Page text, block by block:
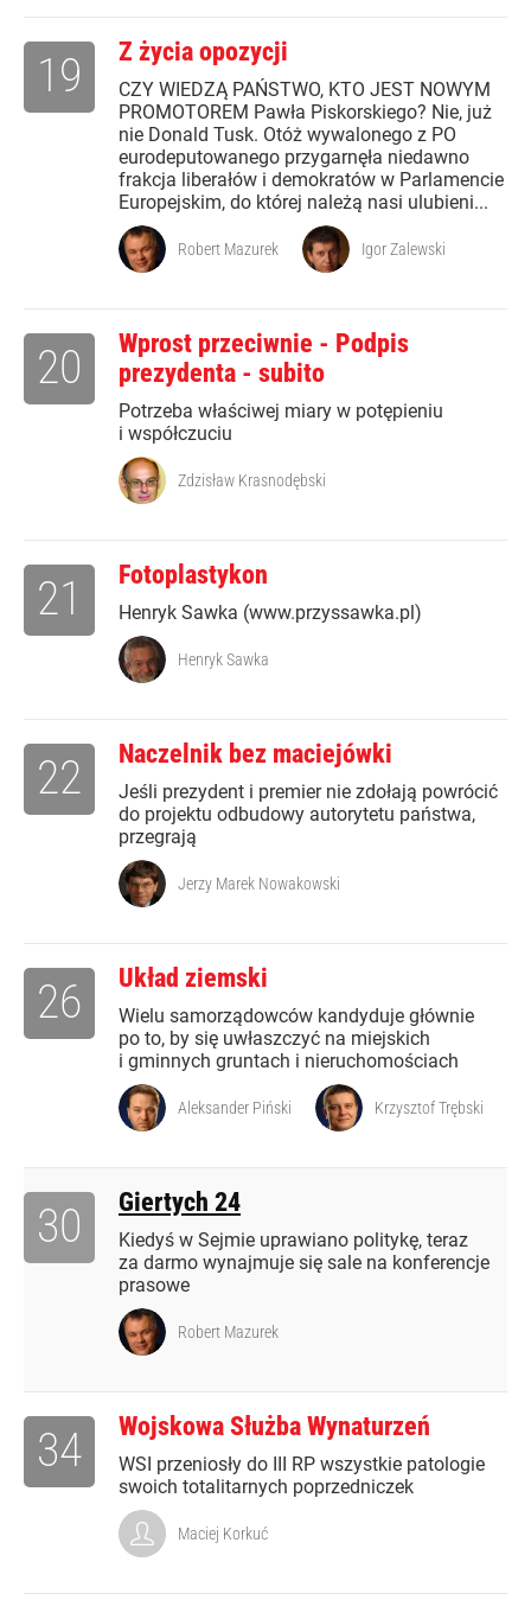
Z życia opozycji
CZY WIEDZĄ PAŃSTWO, KTO JEST NOWYM
PROMOTOREM Pawła Piskorskiego? Nie, już
nie Donald Tusk. Otóż wywalonego z PO
eurodeputowanego przygarnęła niedawno
frakcja liberałów i demokratów w Parlamencie
Europejskim, do której należą nasi ulubieni...
19
Robert Mazurek Igor Zalewski
Wprost przeciwnie - Podpis
prezydenta - subito
Potrzeba właściwej miary w potępieniu
i współczuciu
20
Zdzisław Krasnodębski
Fotoplastykon
Henryk Sawka (www.przyssawka.pl)
21
Henryk Sawka
Naczelnik bez maciejówki
Jeśli prezydent i premier nie zdołają powrócić
do projektu odbudowy autorytetu państwa,
przegrają
22
Jerzy Marek Nowakowski
Układ ziemski
Wielu samorządowców kandyduje głównie
po to, by się uwłaszczyć na miejskich
i gminnych gruntach i nieruchomościach
26
Aleksander Piński Krzysztof Trębski
Giertych 24
Kiedyś w Sejmie uprawiano politykę, teraz
za darmo wynajmuje się sale na konferencje
prasowe
30
Robert Mazurek
Wojskowa Służba Wynaturzeń
WSI przeniosły do III RP wszystkie patologie
swoich totalitarnych poprzedniczek
34
Maciej Korkuć